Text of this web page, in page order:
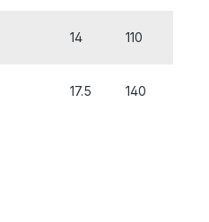
14 110
17.5 140